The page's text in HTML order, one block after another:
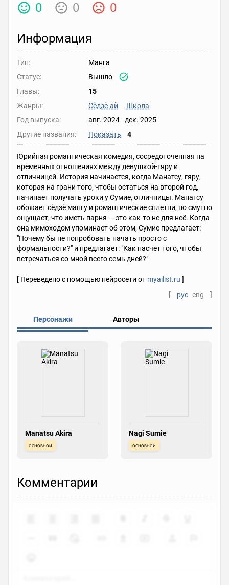
0 0 0
Информация
Тип:
Манга
Статус:
Вышло
Главы:
15
Жанры:
Сёдзё-ай
Школа
Год выпуска:
авг. 2024- дек. 2025
Другие названия:
Показать 4
Юрийная романтическая комедия, сосредоточенная на
временных отношениях между девушкой-гяру и
отличницей. История начинается, когда Манатсу, гяру,
которая на грани того, чтобы остаться на второй год,
начинает получать уроки у Сумие, отличницы. Манатсу
обожает сёдзё мангу и романтические сплетни, но смутно
ощущает, что иметь парня — это как-то не для неё. Когда
она мимоходом упоминает об этом, Сумие предлагает:
"Почему бы не попробовать начать просто с
формальности?" и предлагает: "Как насчет того, чтобы
встречаться со мной всего семь дней?"
[ Переведено с помощью нейросети от myailist.ru ]
[
рус eng ]
Персонажи Авторы
Manatsu Akira
основной
Nagi Sumie
основной
Комментарии